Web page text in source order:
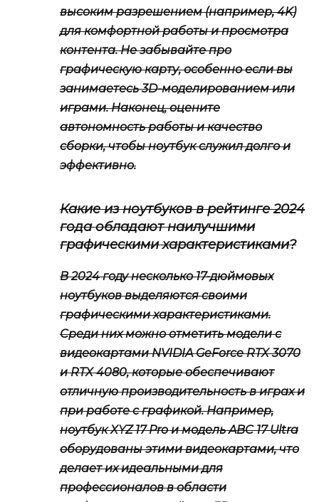
высоким разрешением (например, 4K)
для комфортной работы и просмотра
контента. Не забывайте про
графическую карту, особенно если вы
занимаетесь 3D-моделированием или
играми. Наконец, оцените
автономность работы и качество
сборки, чтобы ноутбук служил долго и
эффективно.
Какие из ноутбуков в рейтинге 2024
года обладают наилучшими
графическими характеристиками?
В 2024 году несколько 17-дюймовых
ноутбуков выделяются своими
графическими характеристиками.
Среди них можно отметить модели с
видеокартами NVIDIA GeForce RTX 3070
и RTX 4080, которые обеспечивают
отличную производительность в играх и
при работе с графикой. Например,
ноутбук XYZ 17 Pro и модель ABC 17 Ultra
оборудованы этими видеокартами, что
делает их идеальными для
профессионалов в области